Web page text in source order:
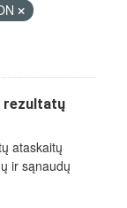
rezultatų
ataskaitų
ir sąnaudų